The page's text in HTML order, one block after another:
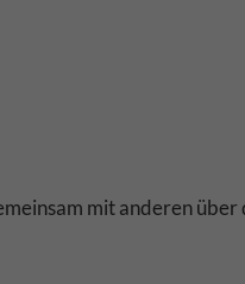
mit anderen